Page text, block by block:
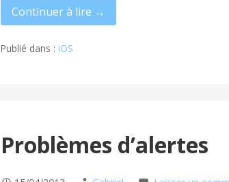
Continuer à lire →
Publié dans : iOS
Problèmes d’alertes